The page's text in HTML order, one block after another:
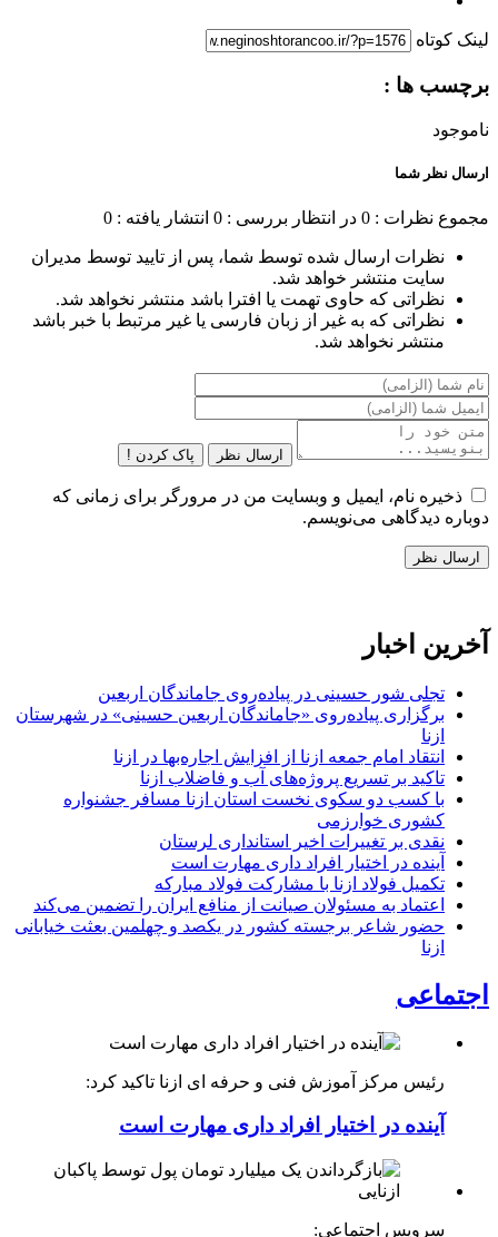
لینک کوتاه
برچسب ها :
ناموجود
ارسال نظر شما
مجموع نظرات : 0 در انتظار بررسی : 0 انتشار یافته : 0
نظرات ارسال شده توسط شما، پس از تایید توسط مدیران
سایت منتشر خواهد شد.
نظراتی که حاوی تهمت یا افترا باشد منتشر نخواهد شد.
نظراتی که به غیر از زبان فارسی یا غیر مرتبط با خبر باشد
منتشر نخواهد شد.
ارسال نظر پاک کردن !
ذخیره نام، ایمیل و وبسایت من در مرورگر برای زمانی که
دوباره دیدگاهی می‌نویسم.
آخرین اخبار
تجلی شور حسینی در پیاده‌روی جاماندگان اربعین
برگزاری پیاده‌روی «جاماندگان اربعین حسینی» در شهرستان
ازنا
انتقاد امام جمعه ازنا از افزایش اجاره‌بها در ازنا
تاکید بر تسریع پروژه‌های آب و فاضلاب ازنا
با کسب دو سکوی نخست استان ازنا مسافر جشنواره
کشوری خوارزمی
نقدی بر تغییرات اخیر استانداری لرستان
آینده در اختیار افراد داری مهارت است
تکمیل فولاد ازنا با مشارکت فولاد مبارکه
اعتماد به مسئولان صیانت از منافع ایران را تضمین می‌کند
حضور شاعر برجسته کشور در یکصد و چهلمین بعثت خیابانی
ازنا
اجتماعی
رئیس مرکز آموزش فنی و حرفه ای ازنا تاکید کرد:
آینده در اختیار افراد داری مهارت است
سرویس اجتماعی: